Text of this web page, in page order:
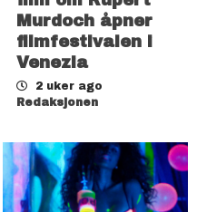
Murdoch åpner
filmfestivalen i
Venezia
2 uker ago
Redaksjonen